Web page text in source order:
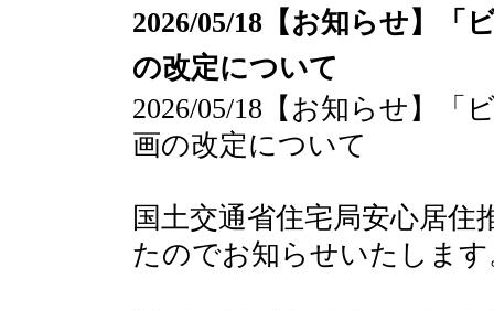
2026/05/18【お知らせ】「
の改定について
2026/05/18【お知らせ】「
画の改定について
国土交通省住宅局安心居
たのでお知らせいたします